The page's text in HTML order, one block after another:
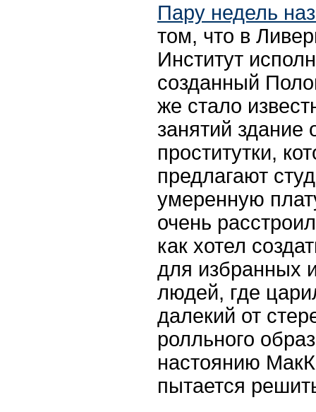
Пару недель
том, что в
Институт
созданный
же стало
занятий
проститутки,
предлагают
умеренную
очень
как хотел
для избранных
людей, где
далекий от
ролльного
настоянию
пытается